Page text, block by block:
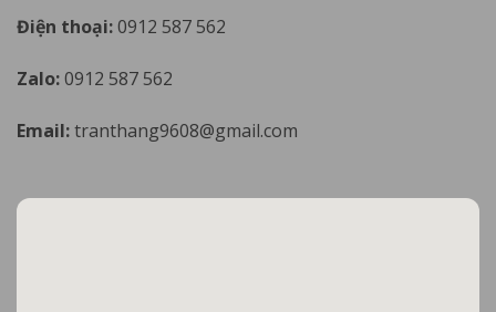
Điện thoại:0912 587 562
Zalo:0912 587 562
Email:tranthang9608@gmail.com